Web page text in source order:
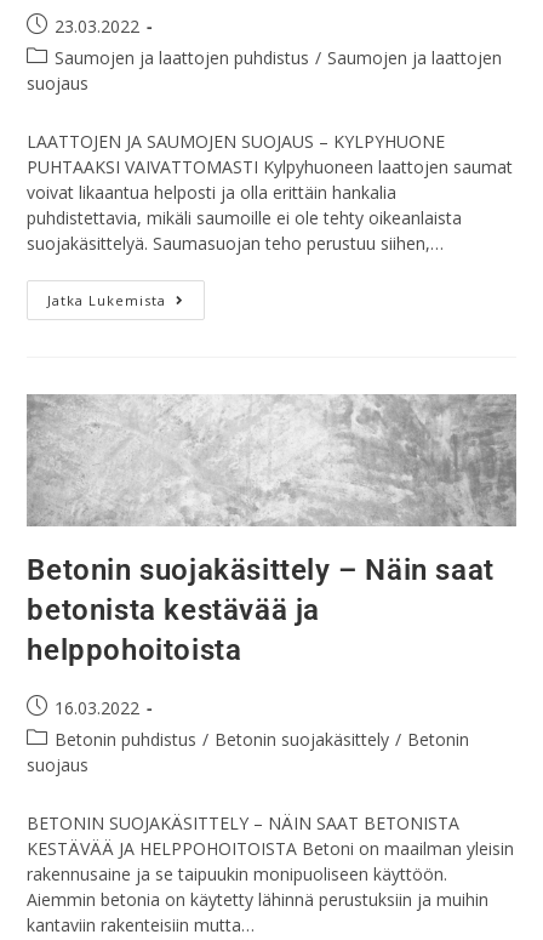
23.03.2022
Saumojen ja laattojen puhdistus / Saumojen ja laattojen
suojaus
LAATTOJEN JA SAUMOJEN SUOJAUS – KYLPYHUONE
PUHTAAKSI VAIVATTOMASTI Kylpyhuoneen laattojen saumat
voivat likaantua helposti ja olla erittäin hankalia
puhdistettavia, mikäli saumoille ei ole tehty oikeanlaista
suojakäsittelyä. Saumasuojan teho perustuu siihen,…
Jatka Lukemista
Betonin suojakäsittely – Näin saat
betonista kestävää ja
helppohoitoista
16.03.2022
Betonin puhdistus / Betonin suojakäsittely / Betonin
suojaus
BETONIN SUOJAKÄSITTELY – NÄIN SAAT BETONISTA
KESTÄVÄÄ JA HELPPOHOITOISTA Betoni on maailman yleisin
rakennusaine ja se taipuukin monipuoliseen käyttöön.
Aiemmin betonia on käytetty lähinnä perustuksiin ja muihin
kantaviin rakenteisiin mutta…